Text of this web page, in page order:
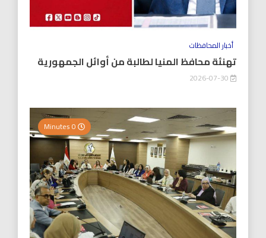
أخبار المحافظات
تهنئة محافظ المنيا لطالبة من أوائل الجمهورية